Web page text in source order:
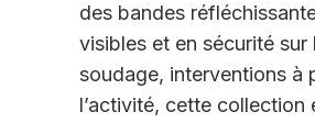
des bandes
visibles et en sécurité sur
soudage, interventions à
l’activité, cette